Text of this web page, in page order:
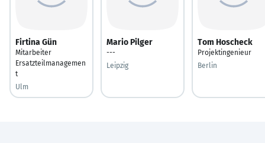
Firtina Gün
Mitarbeiter
Ersatzteilmanagemen
t
Ulm
Mario Pilger
---
Leipzig
Tom Hoscheck
Projektingenieur
Berlin